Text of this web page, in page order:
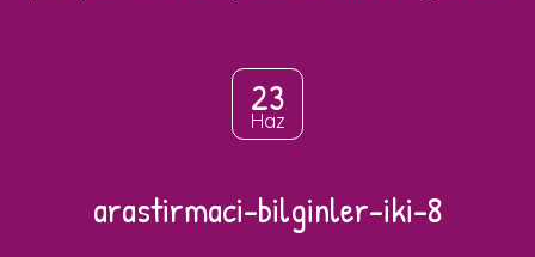
23
Haz
arastirmaci-bilginler-iki-8